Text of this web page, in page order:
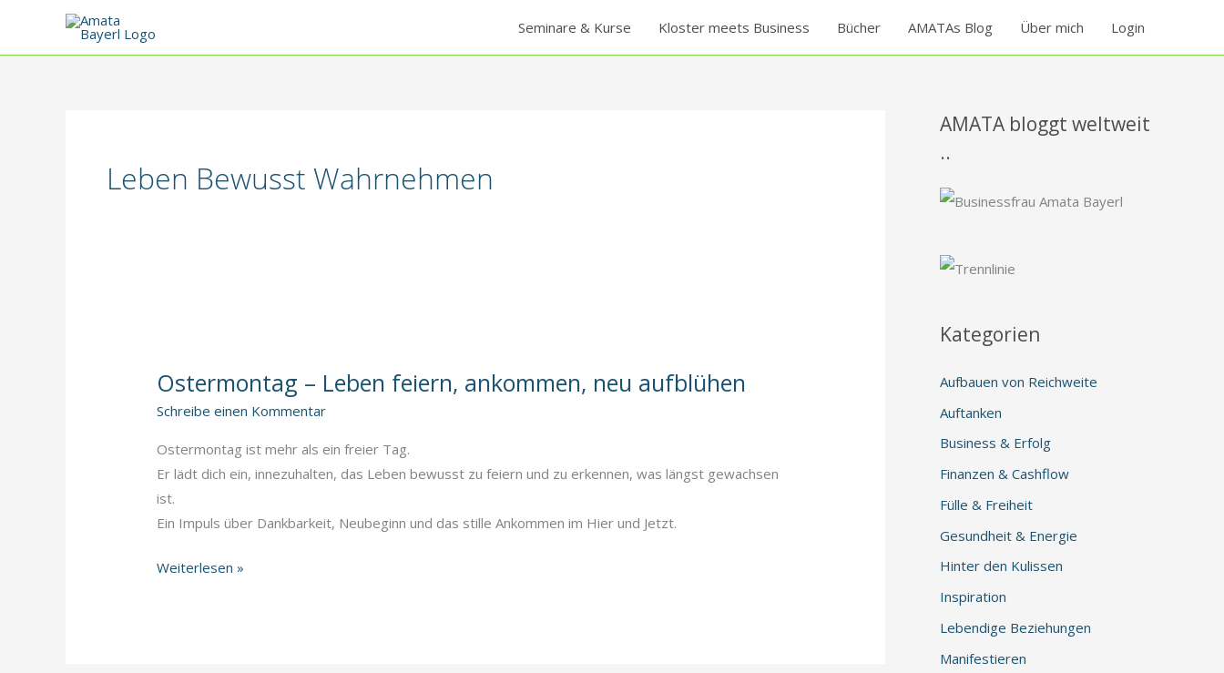
springen
Seminare & Kurse Kloster meets Business Bücher AMATAs Blog Über mich Login
Leben Bewusst Wahrnehmen
Ostermontag – Leben feiern, ankommen, neu aufblühen
Schreibe einen Kommentar
Ostermontag ist mehr als ein freier Tag.
Er lädt dich ein, innezuhalten, das Leben bewusst zu feiern und zu erkennen, was längst gewachsen
ist.
Ein Impuls über Dankbarkeit, Neubeginn und das stille Ankommen im Hier und Jetzt.
Ostermontag
Weiterlesen »
AMATA bloggt weltweit
..
Kategorien
Aufbauen von Reichweite
Auftanken
Business & Erfolg
Finanzen & Cashflow
Fülle & Freiheit
Gesundheit & Energie
Hinter den Kulissen
Inspiration
Lebendige Beziehungen
Manifestieren